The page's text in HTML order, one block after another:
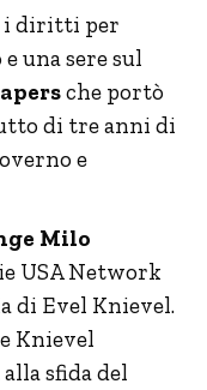
i diritti per
una sere sul
che portò
di tre anni di
e
Milo
USA Network
di Evel Knievel.
Knievel
sfida del